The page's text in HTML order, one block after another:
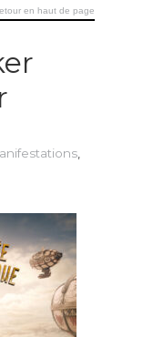
en haut de page